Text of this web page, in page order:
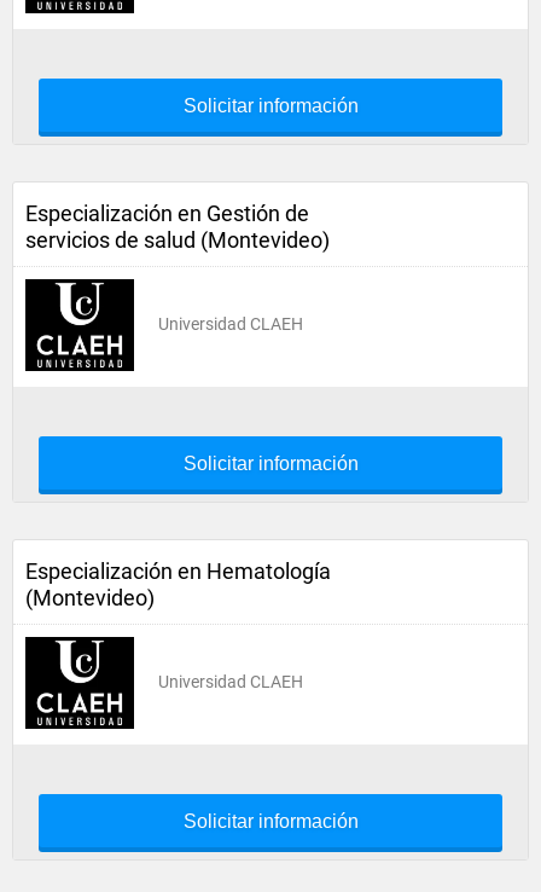
Solicitar información
Especialización en Gestión de
servicios de salud (Montevideo)
Universidad CLAEH
Solicitar información
Especialización en Hematología
(Montevideo)
Universidad CLAEH
Solicitar información